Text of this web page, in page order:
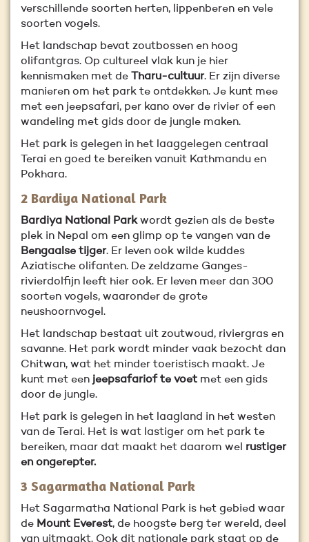
verschillende soorten herten, lippenberen en vele
soorten vogels.
Het landschap bevat zoutbossen en hoog
olifantgras. Op cultureel vlak kun je hier
kennismaken met de
Tharu-cultuur. Er zijn diverse
manieren om het park te ontdekken. Je kunt mee
met een jeepsafari, per kano over de rivier of een
wandeling met gids door de jungle maken.
Het park is gelegen in het laaggelegen centraal
Terai en goed te bereiken vanuit Kathmandu en
Pokhara.
2 Bardiya National Park
Bardiya National Parkwordt gezien als de beste
plek in Nepal om een glimp op te vangen van de
Bengaalse tijger. Er leven ook wilde kuddes
Aziatische olifanten. De zeldzame Ganges-
rivierdolfijn leeft hier ook. Er leven meer dan 300
soorten vogels, waaronder de grote
neushoornvogel.
Het landschap bestaat uit zoutwoud, riviergras en
savanne. Het park wordt minder vaak bezocht dan
Chitwan, wat het minder toeristisch maakt. Je
kunt met een jeepsafariof te voet met een gids
door de jungle.
Het park is gelegen in het laagland in het westen
van de Terai. Het is wat lastiger om het park te
bereiken, maar dat maakt het daarom wel rustiger
en ongerepter.
3 Sagarmatha National Park
Het Sagarmatha National Park is het gebied waar
de Mount Everest, de hoogste berg ter wereld, deel
van uitmaakt. Ook dit nationale park staat op de